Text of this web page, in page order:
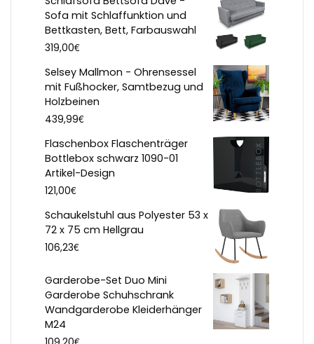
Sofa mit Schlaffunktion und
Bettkasten, Bett, Farbauswahl
319,00€
Selsey Mallmon - Ohrensessel
mit Fußhocker, Samtbezug und
Holzbeinen
439,99€
Flaschenbox Flaschenträger
Bottlebox schwarz 1090-01
Artikel-Design
121,00€
Schaukelstuhl aus Polyester 53 x
72 x 75 cm Hellgrau
106,23€
Garderobe-Set Duo Mini
Garderobe Schuhschrank
Wandgarderobe Kleiderhänger
M24
€